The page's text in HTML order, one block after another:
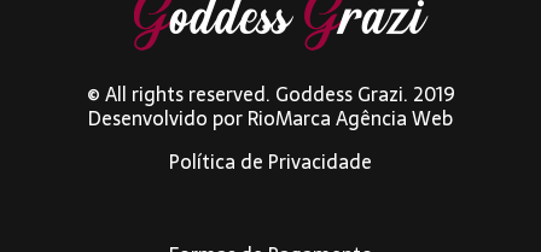
© All rights reserved. Goddess Grazi. 2019
Desenvolvido porRioMarca Agência Web
Política de Privacidade